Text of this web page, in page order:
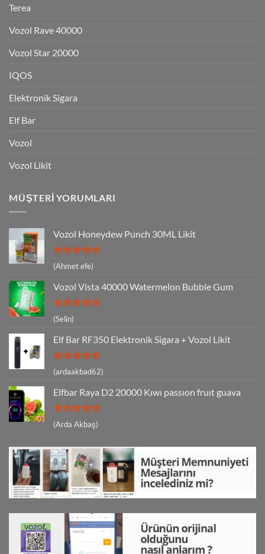
Terea
Vozol Rave 40000
Vozol Star 20000
IQOS
Elektronik Sigara
Elf Bar
Vozol
Vozol Likit
MÜŞTERI YORUMLARI
Vozol Honeydew Punch 30ML Likit
5 üzerinden
5
(Ahmet efe)
Vozol Vista 40000 Watermelon Bubble Gum
5 üzerinden
5
oy aldı
(Selin)
Elf Bar RF350 Elektronik Sigara + Vozol Likit
5 üzerinden
5
(ardaakbad62)
Elfbar Raya D2 20000 Kıwı passıon fruıt guava
5 üzerinden
5
(Arda Akbaş)